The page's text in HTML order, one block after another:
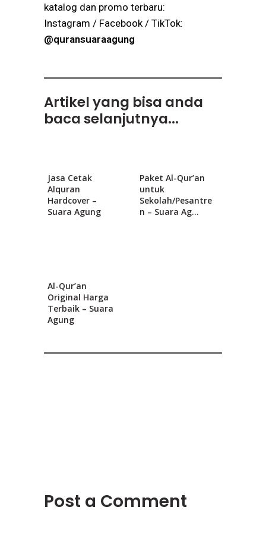
katalog dan promo terbaru:
Instagram / Facebook / TikTok:
@quransuaraagung
Artikel yang bisa anda
baca selanjutnya...
Jasa Cetak
Alquran
Hardcover –
Suara Agung
Paket Al-Qur’an
untuk
Sekolah/Pesantre
n – Suara Ag...
Al-Qur’an
Original Harga
Terbaik – Suara
Agung
Post a Comment